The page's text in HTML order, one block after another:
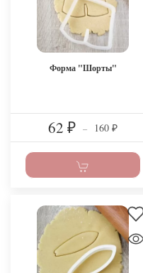
Форма "Шорты"
62 ₽ – 160 ₽